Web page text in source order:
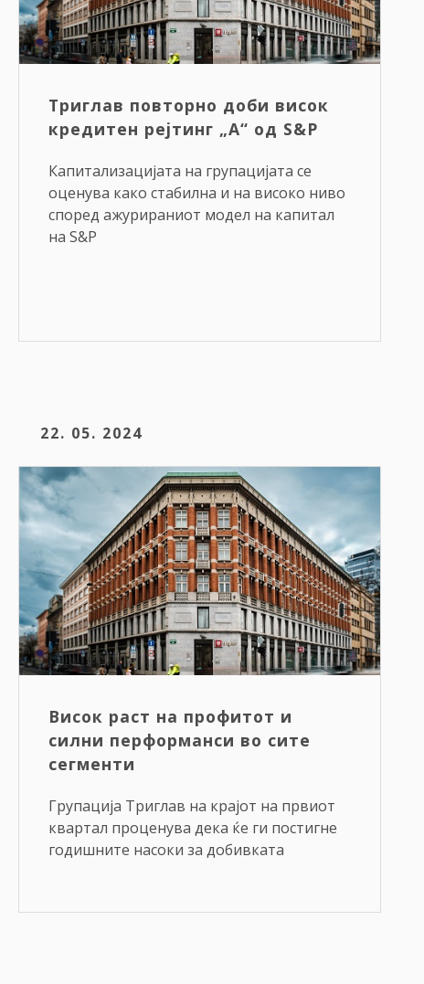
Триглав повторно доби висок
кредитен рејтинг „А“ од S&P
Капитализацијата на групацијата се
оценува како стабилна и на високо ниво
според ажурираниот модел на капитал
на S&P
22. 05. 2024
Висок раст на профитот и
силни перформанси во сите
сегменти
Групација Триглав на крајот на првиот
квартал проценува дека ќе ги постигне
годишните насоки за добивката